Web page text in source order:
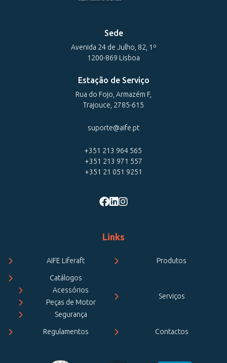
Sede
Avenida 24 de Julho, 82, 1º
1200-869 Lisboa
Estação de Serviço
Rua do Fojo, Armazém F,
Trajouce, 2785-615
suporte@aife.pt
+351 213 964 565
+351 213 971 557
+351 21 051 9251
Links
AIFE Liferaft Produtos
Catálogos
Acessórios
Peças de Motor
Segurança
Serviços
Regulamentos Contactos